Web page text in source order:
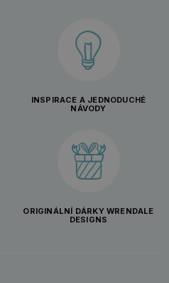
INSPIRACE A JEDNODUCHÉ
NÁVODY
ORIGINÁLNÍ DÁRKY WRENDALE
DESIGNS